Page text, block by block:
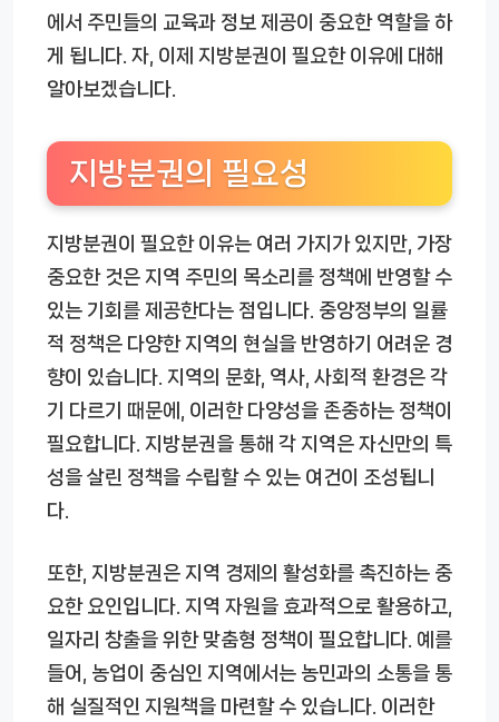
에서 주민들의 교육과 정보 제공이 중요한 역할을 하
게 됩니다. 자, 이제 지방분권이 필요한 이유에 대해
알아보겠습니다.
지방분권의 필요성
지방분권이 필요한 이유는 여러 가지가 있지만, 가장
중요한 것은 지역 주민의 목소리를 정책에 반영할 수
있는 기회를 제공한다는 점입니다. 중앙정부의 일률
적 정책은 다양한 지역의 현실을 반영하기 어려운 경
향이 있습니다. 지역의 문화, 역사, 사회적 환경은 각
기 다르기 때문에, 이러한 다양성을 존중하는 정책이
필요합니다. 지방분권을 통해 각 지역은 자신만의 특
성을 살린 정책을 수립할 수 있는 여건이 조성됩니
다.
또한, 지방분권은 지역 경제의 활성화를 촉진하는 중
요한 요인입니다. 지역 자원을 효과적으로 활용하고,
일자리 창출을 위한 맞춤형 정책이 필요합니다. 예를
들어, 농업이 중심인 지역에서는 농민과의 소통을 통
해 실질적인 지원책을 마련할 수 있습니다. 이러한